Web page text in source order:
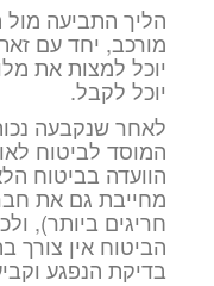
הליך התביעה מול
מורכב, יחד עם
יוכל למצות את
יוכל לקבל.
לאחר שנקבעה
המוסד לביטוח
הוועדה בביטוח
מחייבת גם את
חריגים ביותר),
הביטוח אין צורך
בדיקת הנפגע